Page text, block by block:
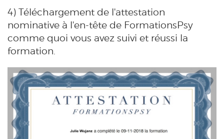
4) Téléchargement de l'attestation
nominative à l'en-tête de FormationsPsy
comme quoi vous avez suivi et réussi la
formation.